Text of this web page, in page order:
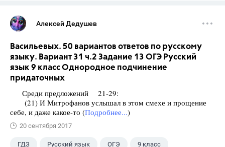
Алексей Дедушев
Васильевых. 50 вариантов ответов по русскому
языку. Вариант 31 ч.2 Задание 13 ОГЭ Русский
язык 9 класс Однородное подчинение
придаточных
Среди предложений 21-29:
(21) И Митрофанов услышал в этом смехе и прощение
себе, и даже какое-то (Подробнее...)
20 сентября 2017
ГДЗ Русский язык ОГЭ 9 класс